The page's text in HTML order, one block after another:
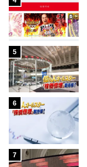
5
6
7